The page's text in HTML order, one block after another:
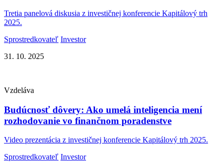
Tretia panelová diskusia z investičnej konferencie Kapitálový trh
2025.
Sprostredkovateľ Investor
31. 10. 2025
Vzdeláva
Budúcnosť dôvery: Ako umelá inteligencia mení
rozhodovanie vo finančnom poradenstve
Video prezentácia z investičnej konferencie Kapitálový trh 2025.
Sprostredkovateľ Investor